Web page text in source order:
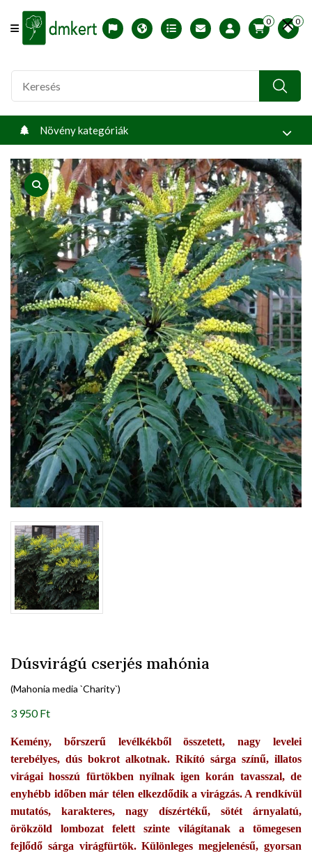
Offcanvas Menu Open
English version
Télállósági zónák
Nyomtatható ABC árjegyzék
Profilom
0 0
Növény kategóriák
product view
Dúsvirágú cserjés mahónia
(Mahonia media `Charity`)
3 950 Ft
Kemény, bőrszerű levélkékből összetett, nagy levelei
terebélyes, dús bokrot alkotnak. Rikító sárga színű, illatos
virágai hosszú fürtökben nyílnak igen korán tavasszal, de
enyhébb időben már télen elkezdődik a virágzás. A rendkívül
mutatós, karakteres, nagy díszértékű, sötét árnyalatú,
örökzöld lombozat felett szinte világítanak a tömegesen
fejlődő sárga virágfürtök. Különleges megjelenésű, gyorsan